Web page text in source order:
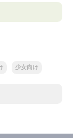
少女向け